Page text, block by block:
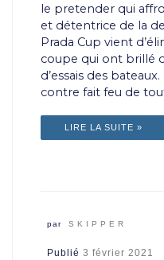
le pretender qui
et détentrice de la
Prada Cup vient
coupe qui ont brillé
d’essais des
contre fait feu de
LIRE LA SUITE »
par SKIPPER
Publié3 février 2021